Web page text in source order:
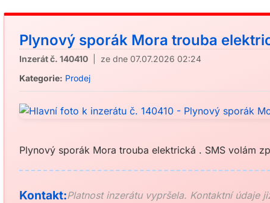
Plynový sporák Mora trouba
Inzerát č. 140410 | ze dne 07.07.2026 02:24
Kategorie: Prodej
Plynový sporák Mora trouba elektrická . SMS volám
Kontakt:Platnost inzerátu vypršela. Kontaktní údaje